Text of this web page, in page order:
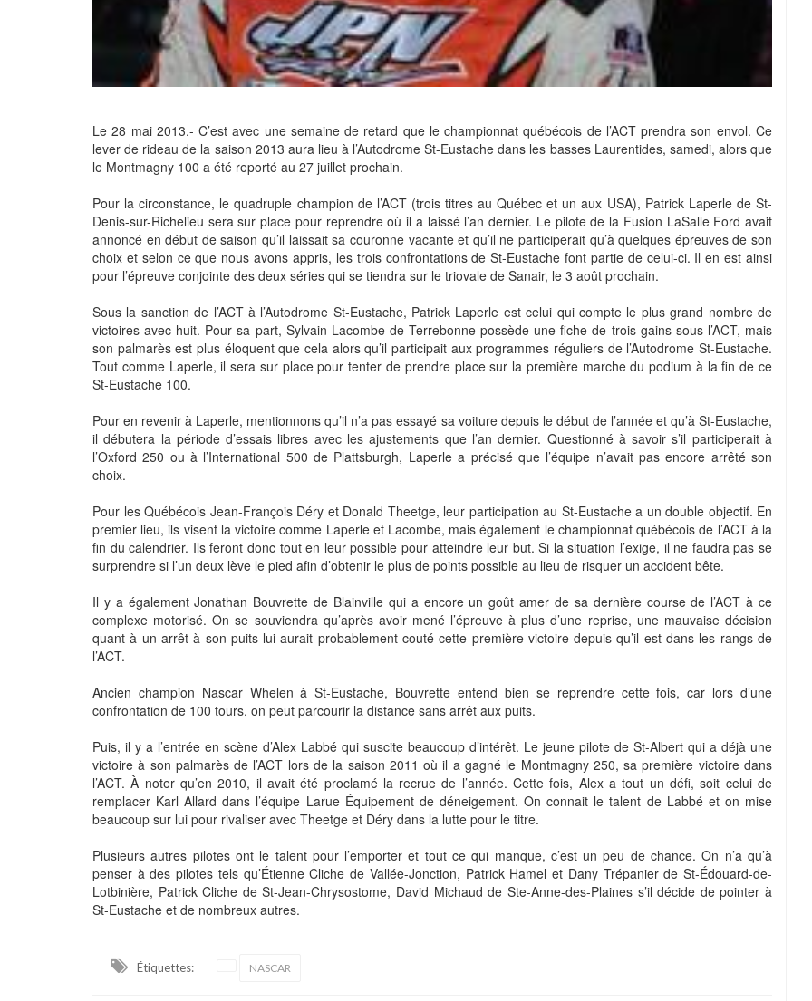
Le 28 mai 2013.- C’est avec une semaine de retard que le championnat québécois de l’ACT prendra son envol. Ce
lever de rideau de la saison 2013 aura lieu à l’Autodrome St-Eustache dans les basses Laurentides, samedi, alors que
le Montmagny 100 a été reporté au 27 juillet prochain.
Pour la circonstance, le quadruple champion de l’ACT (trois titres au Québec et un aux USA), Patrick Laperle de St-
Denis-sur-Richelieu sera sur place pour reprendre où il a laissé l’an dernier. Le pilote de la Fusion LaSalle Ford avait
annoncé en début de saison qu’il laissait sa couronne vacante et qu’il ne participerait qu’à quelques épreuves de son
choix et selon ce que nous avons appris, les trois confrontations de St-Eustache font partie de celui-ci. Il en est ainsi
pour l’épreuve conjointe des deux séries qui se tiendra sur le triovale de Sanair, le 3 août prochain.
Sous la sanction de l’ACT à l’Autodrome St-Eustache, Patrick Laperle est celui qui compte le plus grand nombre de
victoires avec huit. Pour sa part, Sylvain Lacombe de Terrebonne possède une fiche de trois gains sous l’ACT, mais
son palmarès est plus éloquent que cela alors qu’il participait aux programmes réguliers de l’Autodrome St-Eustache.
Tout comme Laperle, il sera sur place pour tenter de prendre place sur la première marche du podium à la fin de ce
St-Eustache 100.
Pour en revenir à Laperle, mentionnons qu’il n’a pas essayé sa voiture depuis le début de l’année et qu’à St-Eustache,
il débutera la période d’essais libres avec les ajustements que l’an dernier. Questionné à savoir s’il participerait à
l’Oxford 250 ou à l’International 500 de Plattsburgh, Laperle a précisé que l’équipe n’avait pas encore arrêté son
choix.
Pour les Québécois Jean-François Déry et Donald Theetge, leur participation au St-Eustache a un double objectif. En
premier lieu, ils visent la victoire comme Laperle et Lacombe, mais également le championnat québécois de l’ACT à la
fin du calendrier. Ils feront donc tout en leur possible pour atteindre leur but. Si la situation l’exige, il ne faudra pas se
surprendre si l’un deux lève le pied afin d’obtenir le plus de points possible au lieu de risquer un accident bête.
Il y a également Jonathan Bouvrette de Blainville qui a encore un goût amer de sa dernière course de l’ACT à ce
complexe motorisé. On se souviendra qu’après avoir mené l’épreuve à plus d’une reprise, une mauvaise décision
quant à un arrêt à son puits lui aurait probablement couté cette première victoire depuis qu’il est dans les rangs de
l’ACT.
Ancien champion Nascar Whelen à St-Eustache, Bouvrette entend bien se reprendre cette fois, car lors d’une
confrontation de 100 tours, on peut parcourir la distance sans arrêt aux puits.
Puis, il y a l’entrée en scène d’Alex Labbé qui suscite beaucoup d’intérêt. Le jeune pilote de St-Albert qui a déjà une
victoire à son palmarès de l’ACT lors de la saison 2011 où il a gagné le Montmagny 250, sa première victoire dans
l’ACT. À noter qu’en 2010, il avait été proclamé la recrue de l’année. Cette fois, Alex a tout un défi, soit celui de
remplacer Karl Allard dans l’équipe Larue Équipement de déneigement. On connait le talent de Labbé et on mise
beaucoup sur lui pour rivaliser avec Theetge et Déry dans la lutte pour le titre.
Plusieurs autres pilotes ont le talent pour l’emporter et tout ce qui manque, c’est un peu de chance. On n’a qu’à
penser à des pilotes tels qu’Étienne Cliche de Vallée-Jonction, Patrick Hamel et Dany Trépanier de St-Édouard-de-
Lotbinière, Patrick Cliche de St-Jean-Chrysostome, David Michaud de Ste-Anne-des-Plaines s’il décide de pointer à
St-Eustache et de nombreux autres.
Étiquettes: NASCAR